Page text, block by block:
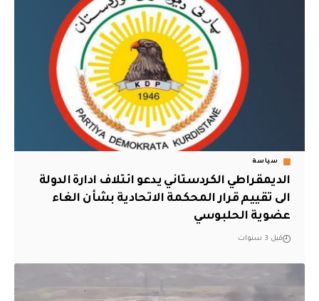
سياسة
الديمقراطي الكردستاني يدعو ائتلاف ادارة الدولة
الى تقييم قرار المحكمة الاتحادية بشأن الغاء
عضوية الحلبوسي
قبل 3 سنوات